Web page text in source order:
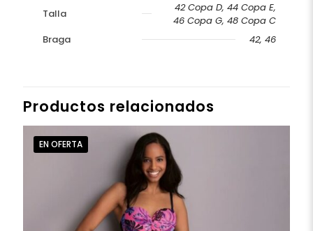
Talla
42 Copa D, 44 Copa E,
46 Copa G, 48 Copa C
Braga
42, 46
Productos relacionados
EN OFERTA